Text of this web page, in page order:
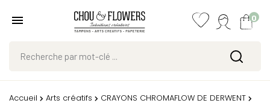
0
Accueil Arts créatifs
CRAYONS CHROMAFLOW DE DERWENT